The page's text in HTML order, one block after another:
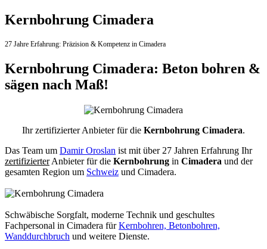
Kernbohrung Cimadera
27 Jahre Erfahrung: Präzision & Kompetenz in Cimadera
Kernbohrung Cimadera: Beton bohren &
sägen nach Maß!
Ihr zertifizierter Anbieter für die Kernbohrung Cimadera.
Das Team um Damir Oroslan ist mit über 27 Jahren Erfahrung Ihr
zertifizierterAnbieter für die Kernbohrung in Cimadera und der
gesamten Region um Schweiz und Cimadera.
Schwäbische Sorgfalt, moderne Technik und geschultes
Fachpersonal in Cimadera fürKernbohren, Betonbohren,
Wanddurchbruch und weitere Dienste.